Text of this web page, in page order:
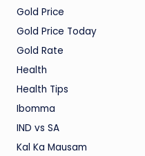
Gold Price
Gold Price Today
Gold Rate
Health
Health Tips
Ibomma
IND vs SA
Kal Ka Mausam